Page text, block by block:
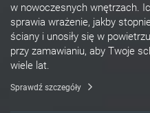
w nowoczesnych wnętrzach.
sprawia wrażenie, jakby
ściany i unosiły się w
przy zamawianiu, aby Twoje
wiele lat.
Sprawdź szczegóły